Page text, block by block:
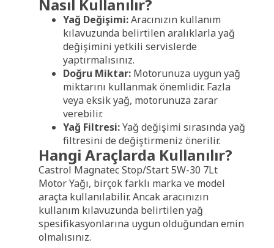
Nasıl Kullanılır?
Yağ Değişimi:Aracınızın kullanım
kılavuzunda belirtilen aralıklarla yağ
değişimini yetkili servislerde
yaptırmalısınız.
Doğru Miktar: Motorunuza uygun yağ
miktarını kullanmak önemlidir. Fazla
veya eksik yağ, motorunuza zarar
verebilir.
Yağ Filtresi:Yağ değişimi sırasında yağ
filtresini de değiştirmeniz önerilir.
Hangi Araçlarda Kullanılır?
Castrol Magnatec Stop/Start 5W-30 7Lt
Motor Yağı, birçok farklı marka ve model
araçta kullanılabilir. Ancak aracınızın
kullanım kılavuzunda belirtilen yağ
spesifikasyonlarına uygun olduğundan emin
olmalısınız.